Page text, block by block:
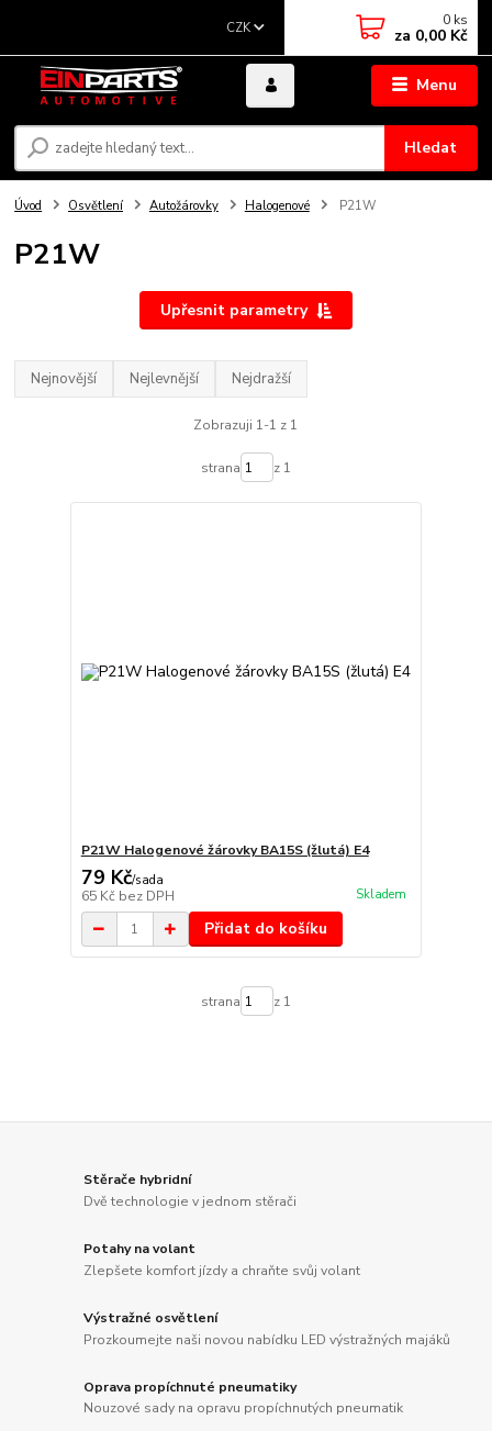
Menu
CZK
Hledat
0 ks
za 0,00 Kč
Úvod Osvětlení Autožárovky Halogenové P21W
P21W
Upřesnit parametry
Nejnovější Nejlevnější Nejdražší
Zobrazuji 1-1 z 1
strana z 1
P21W Halogenové žárovky BA15S (žlutá) E4
79 Kč/sada
65 Kč bez DPH Skladem
Přidat do košíku
strana z 1
Stěrače hybridní
Dvě technologie v jednom stěrači
Potahy na volant
Zlepšete komfort jízdy a chraňte svůj volant
Výstražné osvětlení
Prozkoumejte naši novou nabídku LED výstražných majáků
Oprava propíchnuté pneumatiky
Nouzové sady na opravu propíchnutých pneumatik